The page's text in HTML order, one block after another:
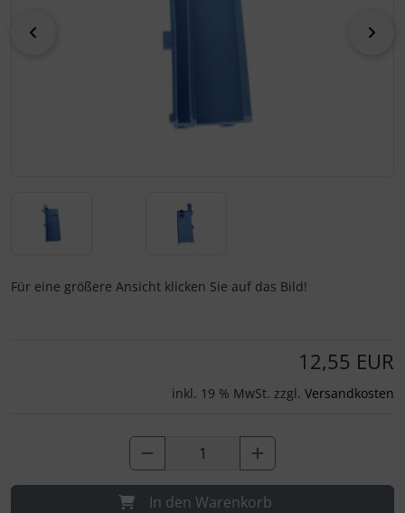
Für eine größere Ansicht klicken Sie auf das Bild!
12,55 EUR
inkl. 19 % MwSt. zzgl. Versandkosten
In den Warenkorb